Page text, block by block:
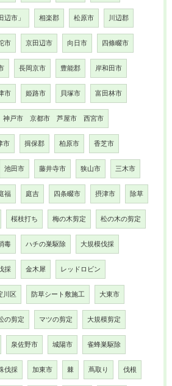
辺市」 相楽郡 松原市 川辺郡
市 京田辺市 向日市 四條畷市
長岡京市 豊能郡 岸和田市
市 姫路市 貝塚市 富田林市
神戸市 京都市 芦屋市 西宮市
市 揖保郡 柏原市 香芝市
池田市 藤井寺市 狭山市 三木市
福 庭吉 四条畷市 摂津市 除草
桜枝打ち 梅の木剪定 松の木の剪定
毒 ハチの巣駆除 大規模伐採
採 金木犀 レッドロビン
川区 防草シート敷施工 大東市
の剪定 マツの剪定 大規模剪定
泉佐野市 城陽市 雀蜂巣駆除
伐採 加東市 棘 蔦取り 伐根